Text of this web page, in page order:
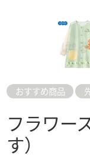
おすすめ商品
フラワー
す）